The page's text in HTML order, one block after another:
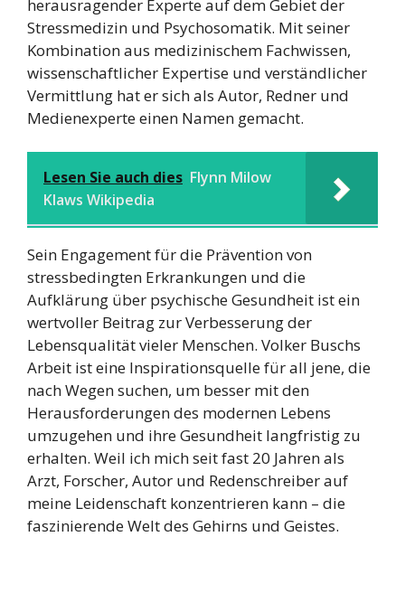
herausragender Experte auf dem Gebiet der
Stressmedizin und Psychosomatik. Mit seiner
Kombination aus medizinischem Fachwissen,
wissenschaftlicher Expertise und verständlicher
Vermittlung hat er sich als Autor, Redner und
Medienexperte einen Namen gemacht.
Lesen Sie auch dies Flynn Milow
Klaws Wikipedia
Sein Engagement für die Prävention von
stressbedingten Erkrankungen und die
Aufklärung über psychische Gesundheit ist ein
wertvoller Beitrag zur Verbesserung der
Lebensqualität vieler Menschen. Volker Buschs
Arbeit ist eine Inspirationsquelle für all jene, die
nach Wegen suchen, um besser mit den
Herausforderungen des modernen Lebens
umzugehen und ihre Gesundheit langfristig zu
erhalten. Weil ich mich seit fast 20 Jahren als
Arzt, Forscher, Autor und Redenschreiber auf
meine Leidenschaft konzentrieren kann – die
faszinierende Welt des Gehirns und Geistes.